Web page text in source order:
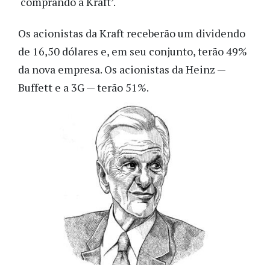
Os acionistas da Kraft receberão um dividendo
de 16,50 dólares e, em seu conjunto, terão 49%
da nova empresa. Os acionistas da Heinz —
Buffett e a 3G — terão 51%.